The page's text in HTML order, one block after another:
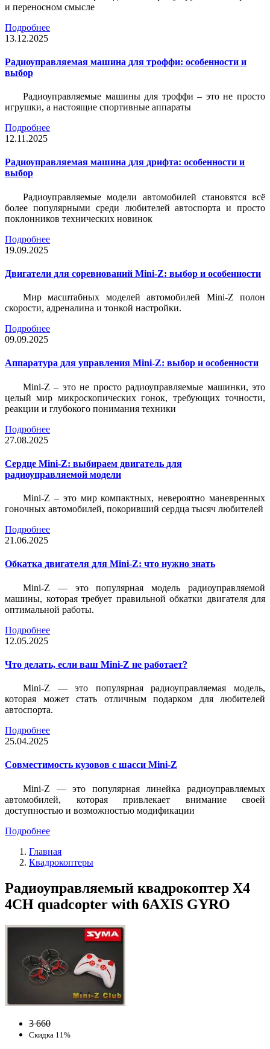
и переносном смысле
Подробнее
13.12.2025
Радиоуправляемая машина для троффи: особенности и
выбор
Радиоуправляемые машины для троффи – это не просто
игрушки, а настоящие спортивные аппараты
Подробнее
12.11.2025
Радиоуправляемая машина для дрифта: особенности и
выбор
Радиоуправляемые модели автомобилей становятся всё
более популярными среди любителей автоспорта и просто
поклонников технических новинок
Подробнее
19.09.2025
Двигатели для соревнований Mini-Z: выбор и особенности
Мир масштабных моделей автомобилей Mini-Z полон
скорости, адреналина и тонкой настройки.
Подробнее
09.09.2025
Аппаратура для управления Mini-Z: выбор и особенности
Mini-Z – это не просто радиоуправляемые машинки, это
целый мир микроскопических гонок, требующих точности,
реакции и глубокого понимания техники
Подробнее
27.08.2025
Сердце Mini-Z: выбираем двигатель для
радиоуправляемой модели
Mini-Z – это мир компактных, невероятно маневренных
гоночных автомобилей, покоривший сердца тысяч любителей
Подробнее
21.06.2025
Обкатка двигателя для Mini-Z: что нужно знать
Mini-Z — это популярная модель радиоуправляемой
машины, которая требует правильной обкатки двигателя для
оптимальной работы.
Подробнее
12.05.2025
Что делать, если ваш Mini-Z не работает?
Mini-Z — это популярная радиоуправляемая модель,
которая может стать отличным подарком для любителей
автоспорта.
Подробнее
25.04.2025
Совместимость кузовов с шасси Mini-Z
Mini-Z — это популярная линейка радиоуправляемых
автомобилей, которая привлекает внимание своей
доступностью и возможностью модификации
Подробнее
Главная
Квадрокоптеры
Радиоуправляемый квадрокоптер X4
4CH quadcopter with 6AXIS GYRO
3 660
Скидка 11%